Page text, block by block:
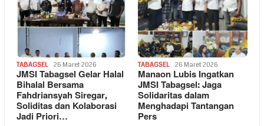
TABAGSEL 26 Maret 2026
JMSI Tabagsel Gelar Halal
Bihalal Bersama
Fahdriansyah Siregar,
Soliditas dan Kolaborasi
Jadi Priori…
TABAGSEL 26 Maret 2026
Manaon Lubis Ingatkan
JMSI Tabagsel: Jaga
Solidaritas dalam
Menghadapi Tantangan
Pers